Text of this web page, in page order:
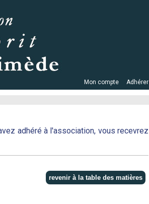
Mon compte Adhérer
adhéré à l'association, vous recevrez